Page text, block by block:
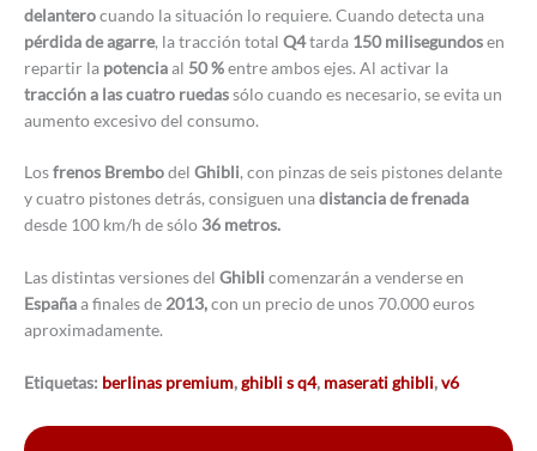
delanterocuando la situación lo requiere. Cuando detecta una
pérdida de agarre, la tracción total Q4tarda 150 milisegundosen
repartir la potenciaal 50 %entre ambos ejes. Al activar la
tracción a las cuatro ruedassólo cuando es necesario, se evita un
aumento excesivo del consumo.
Losfrenos Brembodel Ghibli, con pinzas de seis pistones delante
y cuatro pistones detrás, consiguen unadistancia de frenada
desde 100 km/h de sólo 36 metros.
Las distintas versiones del Ghibli comenzarán a venderse en
Españaa finales de 2013,con un precio de unos 70.000 euros
aproximadamente.
Etiquetas: berlinas premium,ghibli s q4, maserati ghibli,v6